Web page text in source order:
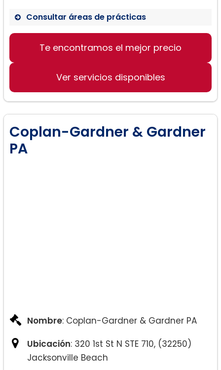
Consultar áreas de prácticas
Derecho familiar:
Te encontramos el mejor precio
Ver servicios disponibles
Coplan-Gardner & Gardner
PA
Nombre: Coplan-Gardner & Gardner PA
Ubicación: 320 1st St N STE 710, (32250)
Jacksonville Beach